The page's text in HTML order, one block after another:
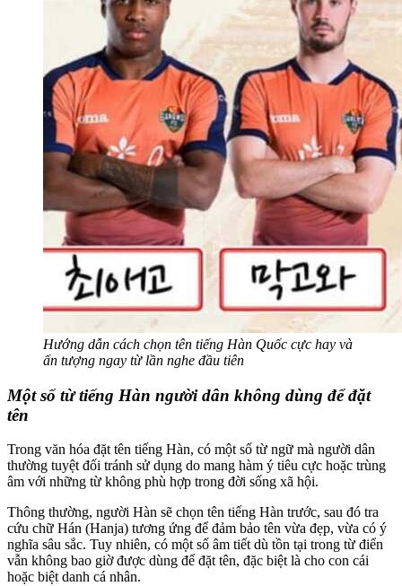
Hướng dẫn cách chọn tên tiếng Hàn Quốc cực hay và
ấn tượng ngay từ lần nghe đầu tiên
Một số từ tiếng Hàn người dân không dùng để đặt
tên
Trong văn hóa đặt tên tiếng Hàn, có một số từ ngữ mà người dân
thường tuyệt đối tránh sử dụng do mang hàm ý tiêu cực hoặc trùng
âm với những từ không phù hợp trong đời sống xã hội.
Thông thường, người Hàn sẽ chọn tên tiếng Hàn trước, sau đó tra
cứu chữ Hán (Hanja) tương ứng để đảm bảo tên vừa đẹp, vừa có ý
nghĩa sâu sắc. Tuy nhiên, có một số âm tiết dù tồn tại trong từ điển
vẫn không bao giờ được dùng để đặt tên, đặc biệt là cho con cái
hoặc biệt danh cá nhân.